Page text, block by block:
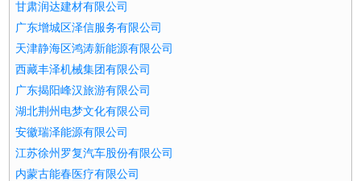
甘肃润达建材有限公司
广东增城区泽信服务有限公司
天津静海区鸿涛新能源有限公司
西藏丰泽机械集团有限公司
广东揭阳峰汉旅游有限公司
湖北荆州电梦文化有限公司
安徽瑞泽能源有限公司
江苏徐州罗复汽车股份有限公司
内蒙古能春医疗有限公司